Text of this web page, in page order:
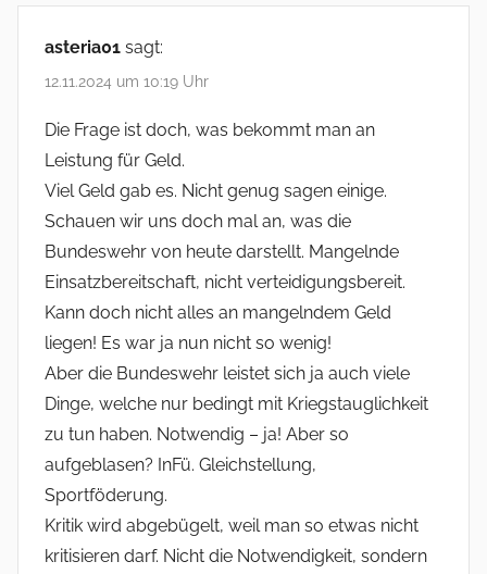
asteria01 sagt:
12.11.2024 um 10:19 Uhr
Die Frage ist doch, was bekommt man an
Leistung für Geld.
Viel Geld gab es. Nicht genug sagen einige.
Schauen wir uns doch mal an, was die
Bundeswehr von heute darstellt. Mangelnde
Einsatzbereitschaft, nicht verteidigungsbereit.
Kann doch nicht alles an mangelndem Geld
liegen! Es war ja nun nicht so wenig!
Aber die Bundeswehr leistet sich ja auch viele
Dinge, welche nur bedingt mit Kriegstauglichkeit
zu tun haben. Notwendig – ja! Aber so
aufgeblasen? InFü. Gleichstellung,
Sportföderung.
Kritik wird abgebügelt, weil man so etwas nicht
kritisieren darf. Nicht die Notwendigkeit, sondern